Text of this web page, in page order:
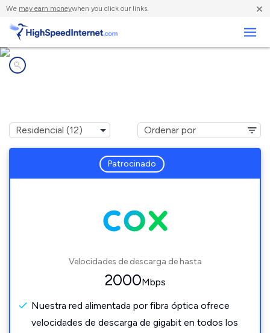
We may earn moneywhen you click our links. ×
Patrocinado
Velocidades de descarga de hasta
2000Mbps
Nuestra red alimentada por fibra óptica ofrece
velocidades de descarga de gigabit en todos los